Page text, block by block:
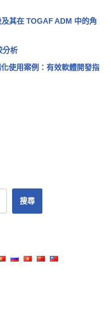
其在 TOGAF ADM 中的角
分析
使用案例：有效軟體開發指
搜尋